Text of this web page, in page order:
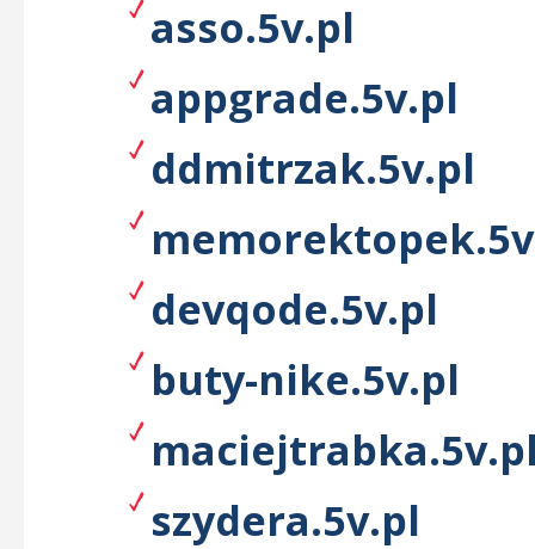
asso.5v.pl
appgrade.5v.pl
ddmitrzak.5v.pl
devqode.5v.pl
buty-nike.5v.pl
szydera.5v.pl